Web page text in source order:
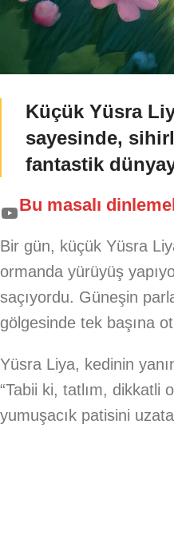
Küçük Yüsra
sayesinde,
fantastik
Bu masalı
Bir gün, küçük Yüsra
ormanda yürüyüş
saçıyordu. Güneşin
gölgesinde tek başına
Yüsra Liya, kedinin
“Tabii ki, tatlım, dikkatli
yumuşacık patisini